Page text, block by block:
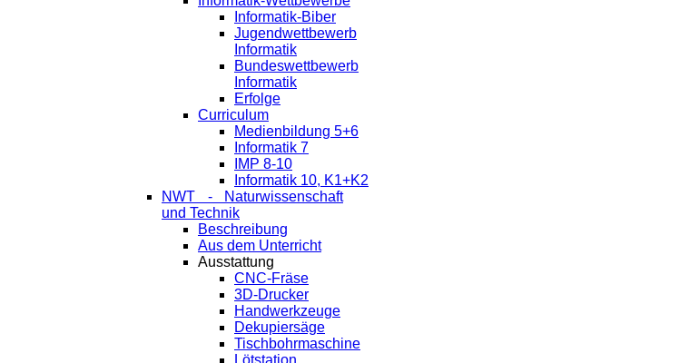
Informatik-Biber
Jugendwettbewerb
Informatik
Bundeswettbewerb
Informatik
Erfolge
Curriculum
Medienbildung 5+6
Informatik 7
IMP 8-10
Informatik 10, K1+K2
NWT - Naturwissenschaft
und Technik
Beschreibung
Aus dem Unterricht
Ausstattung
CNC-Fräse
3D-Drucker
Handwerkzeuge
Dekupiersäge
Tischbohrmaschine
Lötstation